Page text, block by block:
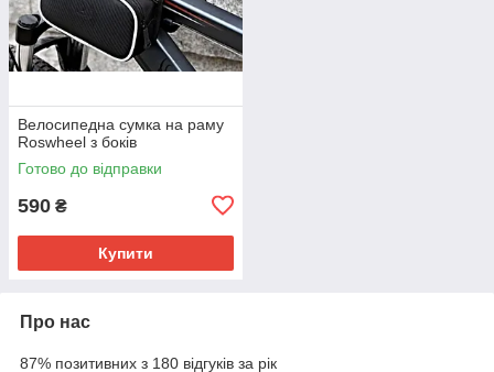
Велосипедна сумка на раму
Roswheel з боків
Готово до відправки
590 ₴
Купити
Про нас
87% позитивних з 180 відгуків за рік